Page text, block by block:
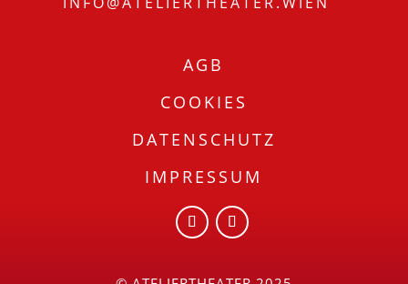
AGB
COOKIES
DATENSCHUTZ
IMPRESSUM